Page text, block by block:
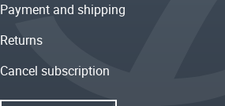
Payment and shipping
Returns
Cancel subscription